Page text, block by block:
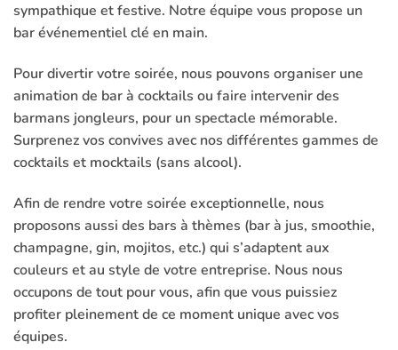
sympathique et festive. Notre équipe vous propose un
bar événementielclé en main.
Pour divertir votre soirée, nous pouvons organiser une
animation de bar à cocktails ou faire intervenir des
barmans jongleurs, pour un spectacle mémorable.
Surprenez vos convives avec nos différentes gammes de
cocktails et mocktails (sans alcool).
Afin de rendre votre soirée exceptionnelle, nous
proposons aussi des bars à thèmes (bar à jus, smoothie,
champagne, gin, mojitos, etc.) qui s’adaptent aux
couleurs et au style de votre entreprise. Nous nous
occupons de tout pour vous, afin que vous puissiez
profiter pleinement de ce moment unique avec vos
équipes.